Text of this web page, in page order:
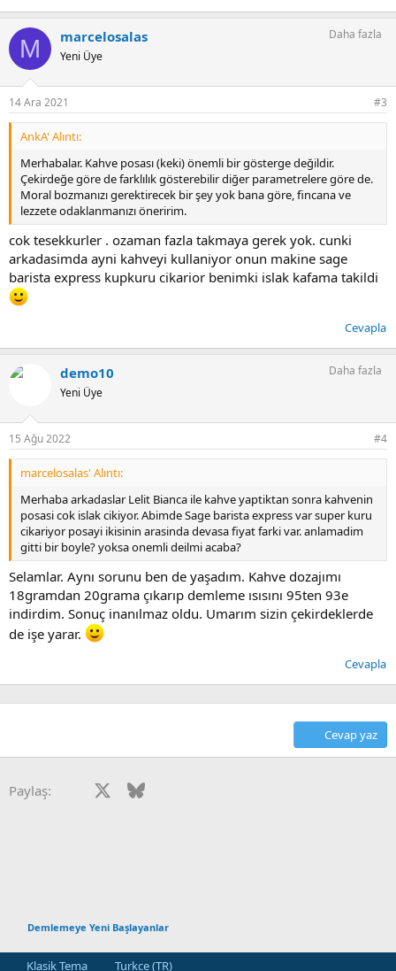
M marcelosalas
Yeni Üye
Daha fazla
14 Ara 2021 #3
AnkA' Alıntı:
Merhabalar. Kahve posası (keki) önemli bir gösterge değildir.
Çekirdeğe göre de farklılık gösterebilir diğer parametrelere göre de.
Moral bozmanızı gerektirecek bir şey yok bana göre, fincana ve
lezzete odaklanmanızı öneririm.
cok tesekkurler . ozaman fazla takmaya gerek yok. cunki
arkadasimda ayni kahveyi kullaniyor onun makine sage
barista express kupkuru cikarior benimki islak kafama takildi
Cevapla
demo10
Yeni Üye
Daha fazla
15 Ağu 2022 #4
marcelosalas' Alıntı:
Merhaba arkadaslar Lelit Bianca ile kahve yaptiktan sonra kahvenin
posasi cok islak cikiyor. Abimde Sage barista express var super kuru
cikariyor posayi ikisinin arasinda devasa fiyat farki var. anlamadim
gitti bir boyle? yoksa onemli deilmi acaba?
Selamlar. Aynı sorunu ben de yaşadım. Kahve dozajımı
18gramdan 20grama çıkarıp demleme ısısını 95ten 93e
indirdim. Sonuç inanılmaz oldu. Umarım sizin çekirdeklerde
de işe yarar.
Cevapla
Cevap yaz
Paylaş: Facebook Bluesky
Demlemeye Yeni Başlayanlar
Klasik Tema Turkce (TR)